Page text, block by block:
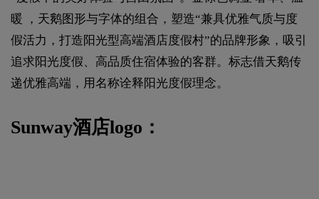
暖 ，天鹅图形与字体的组合，塑造“兼具优雅气质与度
假活力，打造阳光型高端酒店度假村”的品牌形象，吸引
追求阳光度假、高品质住宿体验的客群。标志借天鹅传
递优雅高端，用名称诠释阳光度假理念。
Sunway酒店logo：